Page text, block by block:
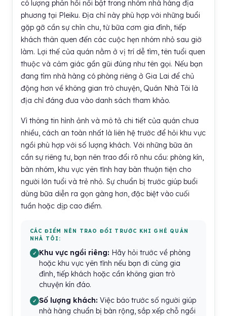
có lượng phản hồi nổi bật trong nhóm nhà hàng địa
phương tại Pleiku. Địa chỉ này phù hợp với những buổi
gặp gỡ cần sự chỉn chu, từ bữa cơm gia đình, tiếp
khách thân quen đến các cuộc hẹn nhóm nhỏ sau giờ
làm. Lợi thế của quán nằm ở vị trí dễ tìm, tên tuổi quen
thuộc và cảm giác gần gũi đúng như tên gọi. Nếu bạn
đang tìm nhà hàng có phòng riêng ở Gia Lai để chủ
động hơn về không gian trò chuyện, Quán Nhà Tôi là
địa chỉ đáng đưa vào danh sách tham khảo.
Vì thông tin hình ảnh và mô tả chi tiết của quán chưa
nhiều, cách an toàn nhất là liên hệ trước để hỏi khu vực
ngồi phù hợp với số lượng khách. Với những bữa ăn
cần sự riêng tư, bạn nên trao đổi rõ nhu cầu: phòng kín,
bàn nhóm, khu vực yên tĩnh hay bàn thuận tiện cho
người lớn tuổi và trẻ nhỏ. Sự chuẩn bị trước giúp buổi
dùng bữa diễn ra gọn gàng hơn, đặc biệt vào cuối
tuần hoặc dịp cao điểm.
CÁC ĐIỂM NÊN TRAO ĐỔI TRƯỚC KHI GHÉ QUÁN
NHÀ TÔI:
Khu vực ngồi riêng: Hãy hỏi trước về phòng
hoặc khu vực yên tĩnh nếu bạn đi cùng gia
đình, tiếp khách hoặc cần không gian trò
chuyện kín đáo.
Số lượng khách: Việc báo trước số người giúp
nhà hàng chuẩn bị bàn rộng, sắp xếp chỗ ngồi